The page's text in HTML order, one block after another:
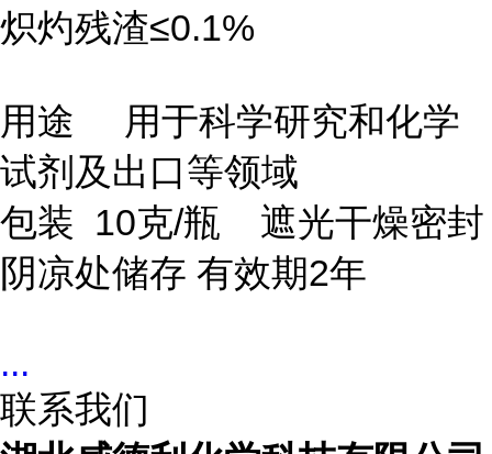
炽灼残渣≤0.1%
用途 用于科学研究和化学
试剂及出口等领域
包装 10克/瓶 遮光干燥密封
阴凉处储存 有效期2年
...
联系我们